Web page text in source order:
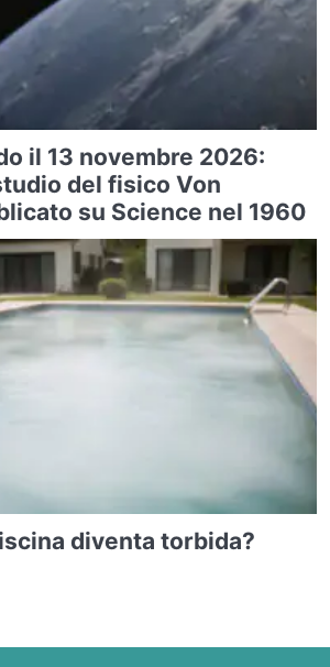
il 13 novembre 2026:
del fisico Von
su Science nel 1960
diventa torbida?